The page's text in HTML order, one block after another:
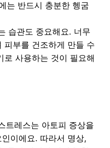
는 반드시 충분한 헹굼
습관도 중요해요. 너무
피부를 건조하게 만들 수
로 사용하는 것이 필요해
트레스는 아토피 증상을
이에요. 따라서 명상,